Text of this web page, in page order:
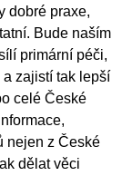
dobré praxe,
Bude naším
primární péči,
zajistí tak lepší
celé České
nejen z České
dělat věci